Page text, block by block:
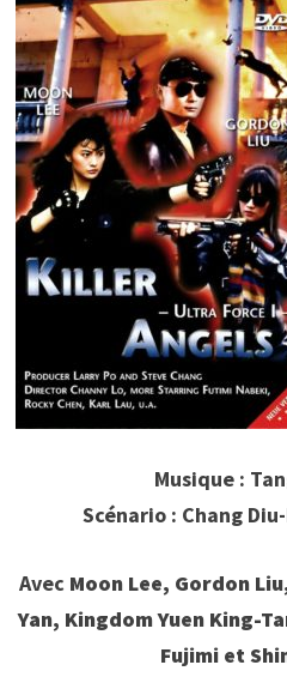
Musique :
Scénario : Chang
Avec Moon Lee, Gordon
Yan, Kingdom Yuen King-
Fujimi et